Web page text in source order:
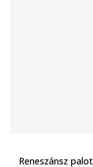
Reneszánsz